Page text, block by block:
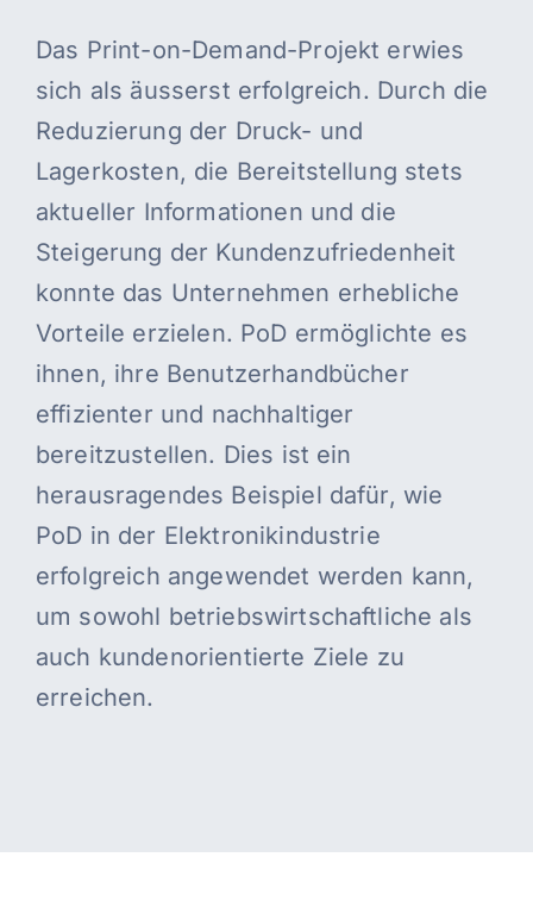
Das Print-on-Demand-Projekt erwies
sich als äusserst erfolgreich. Durch die
Reduzierung der Druck- und
Lagerkosten, die Bereitstellung stets
aktueller Informationen und die
Steigerung der Kundenzufriedenheit
konnte das Unternehmen erhebliche
Vorteile erzielen. PoD ermöglichte es
ihnen, ihre Benutzerhandbücher
effizienter und nachhaltiger
bereitzustellen. Dies ist ein
herausragendes Beispiel dafür, wie
PoD in der Elektronikindustrie
erfolgreich angewendet werden kann,
um sowohl betriebswirtschaftliche als
auch kundenorientierte Ziele zu
erreichen.